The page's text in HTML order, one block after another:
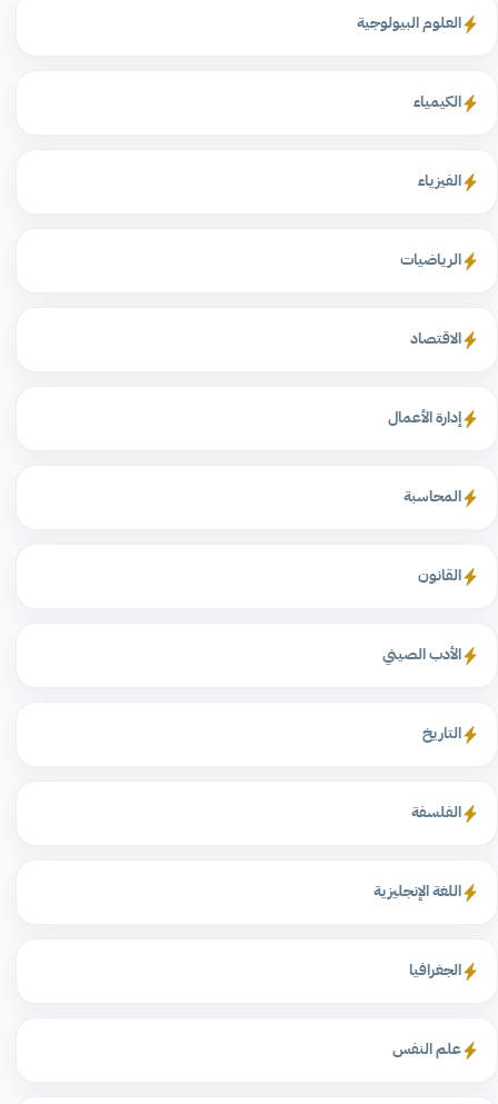
العلوم البيولوجية
الكيمياء
الفيزياء
الرياضيات
الاقتصاد
إدارة الأعمال
المحاسبة
القانون
الأدب الصيني
التاريخ
الفلسفة
اللغة الإنجليزية
الجغرافيا
علم النفس